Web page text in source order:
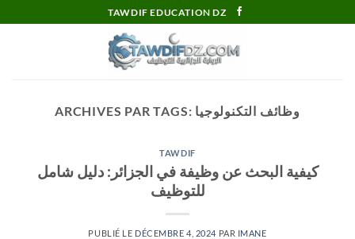
au
TAWDIF EDUCATION DZ
ARCHIVES PAR TAGS: وظائف التكنولوجيا
TAWDIF
كيفية البحث عن وظيفة في الجزائر: دليل شامل
للتوظيف
PUBLIÉ LE DÉCEMBRE 4, 2024 PAR IMANE